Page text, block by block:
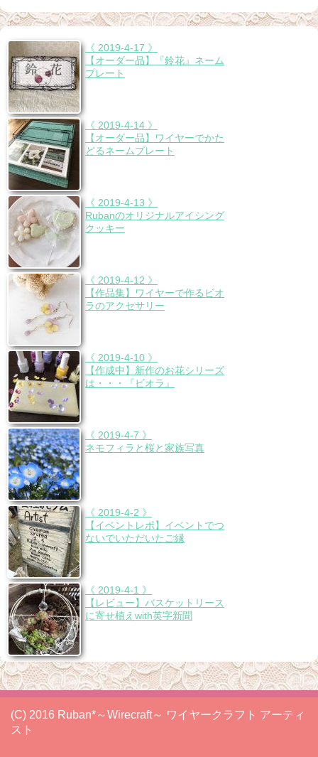
《 2019-4-17 》
【オーダー品】『鈴花』ネーム
プレート
《 2019-4-14 》
【オーダー品】ワイヤーでかた
どるネームプレート
《 2019-4-13 》
Rubanのオリジナルアイシング
クッキー
《 2019-4-12 》
【作品集】ワイヤーで作るビオ
ラのアクセサリー
《 2019-4-10 》
【作成中】新作のお花シリーズ
は・・・『ビオラ』
《 2019-4-7 》
ネモフィラと桜と家族写真
《 2019-4-2 》
【イベントレポ】イベントでつ
ないでいただいたご縁
《 2019-4-1 》
【レビュー】バスケットリース
に寄せ植えwith英字新聞
(C) 2016 Ruban*～Wirecraft～ ワイヤークラフト アーティ
スト